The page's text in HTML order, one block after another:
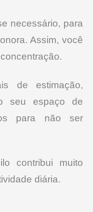
necessário, para
Assim, você
de estimação,
seu espaço de
para não ser
contribui muito
diária.